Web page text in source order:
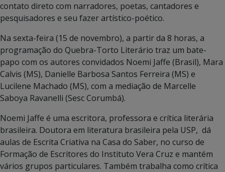
contato direto com narradores, poetas, cantadores e
pesquisadores e seu fazer artístico-poético.
Na sexta-feira (15 de novembro), a partir da 8 horas, a
programação do Quebra-Torto Literário traz um bate-
papo com os autores convidados Noemi Jaffe (Brasil), Mara
Calvis (MS), Danielle Barbosa Santos Ferreira (MS) e
Lucilene Machado (MS), com a mediação de Marcelle
Saboya Ravanelli (Sesc Corumbá).
Noemi Jaffe é uma escritora, professora e crítica literária
brasileira. Doutora em literatura brasileira pela USP, dá
aulas de Escrita Criativa na Casa do Saber, no curso de
Formação de Escritores do Instituto Vera Cruz e mantém
vários grupos particulares. Também trabalha como crítica